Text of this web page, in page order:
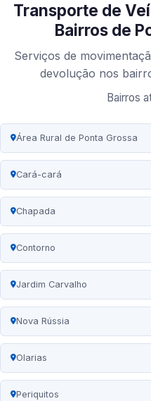
Transporte de
Bairros de
Serviços de
devolução nos
Bairros
Área Rural de Ponta Grossa
Cará-cará
Chapada
Contorno
Jardim Carvalho
Nova Rússia
Olarias
Periquitos